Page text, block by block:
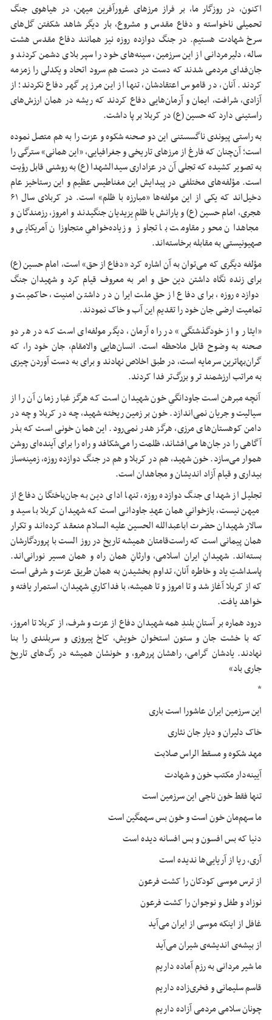
اکنون، در روزگار ما، بر فراز مرزهای غرورآفرین میهن، در هیاهوی جنگ
تحمیلی ناخواسته و دفاع مقدس و مشروع، بار دیگر شاهد شکفتن گل‌های
سرخ شهادت هستیم. در جنگ دوازده روزه نیز همانند دفاع مقدس هشت
ساله، دلیرمردانی از این سرزمین، سینه‌های خود را سپر بلای دشمن کردند و
جان‌فدای مردمی شدند که دست در دست هم سرود اتحاد و یکدلی را زمزمه
کردند. آنان، در قاموس اعتقادشان، تنها از این مرز پر گهر دفاع نکردند؛ از
آزادی، شرافت، ایمان و آرمان‌هایی دفاع کردند که ریشه در همان ارزش‌های
راستینی دارد که حسین (ع)در کربلا بر پا داشت.
به راستی پیوندی ناگسستنی این دو صحنه شکوه و عزت را به هم متصل نموده
است؛ آن‌چنان که فارغ از مرزهای تاریخی و جغرافیایی، «این همانی» سترگی را
به تصویر کشیده که تجلی آن در عزاداری سیدالشهدا (ع)به روشنی قابل رؤیت
است. مؤلفه‌های مختلفی در پیدایش این مغناطیس عظیم و این رستاخیز عام
دخیل‌اند که یکی از این مولفه‌ها «مبارزه با ظلم» است. در کربلای سال ۶۱
هجری، امام حسین (ع)و یارانش با ظلمِ یزیدیان جنگیدند و امروز، رزمندگان و
مجاهدان محور مقاومت با تجاوز و زیاده‌خواهیِ متجاوزان آمریکایی و
صهیونیستی به مقابله برخاسته‌اند.
مؤلفه دیگری که می‌توان به آن اشاره کرد «دفاع از حق» است، امام حسین (ع)
برای زنده نگاه داشتن دین حق و امر به معروف قیام کرد و شهیدان جنگ
دوازده روزه، برای دفاع از حقِ ملت ایران در داشتن امنیت، حاکمیت و
تمامیت ارضی جان خود را تقدیم این آب و خاک نمودند.
«ایثار و از خودگذشتگی» در راه آرمان, دیگر مولفه‌ای است که در هر دو
صحنه به وضوح قابل ملاحظه است. انسان‌هایی والامقام، جان خود را، که
گران‌بهاترین سرمایه است، در طبق اخلاص نهادند و برای به دست آوردن چیزی
به مراتب ارزشمند تر و بزرگ‌تر فدا کردند.
آنچه مبرهن است جاودانگیِ خون شهیدان است که هرگز غبار زمان آن را از
سیالیتو جریان نمی‌اندازد. خون بر زمین ریخته شهید، چه در کربلا و چه در
دامن کوهستان‌های مرزی، هرگز هدر نمی‌رود. این همان خونی است که بذر
آگاهی را در جان‌ها می‌افشاند، ظلمت را می‌شکافد و راه را برای آینده‌ای روشن
هموار می‌سازد. خون شهید، هم در کربلا و هم در جنگ دوازده روزه، زمینه‌ساز
بیداری و قیام آزاداندیشانو مجاهدان است.
تجلیل از شهدای جنگ دوازده روزه، تنها ادای دین به جان‌باختگان دفاع از
میهن نیست، بازخوانیِ همان عهدِ جاودانی است که شهیدان کربلا با سید و
سالار شهیدان حضرت اباعبدالله الحسین علیه السلام منعقد کرده‌اند و تکرار
همان پیمانی است که راست‌قامتان همیشه تاریخ در روزالستبا پروردگارشان
بسته‌اند. شهیدانِ ایران اسلامی، وارثانِ همان راه و همان مسیر نورانی‌اند.
پاسداشتِ یاد و خاطره آنان، تداوم بخشیدن به همان طریق عزت و شرفی است
که از کربلا آغاز شد و تا امروز و تا همیشه، با فداکاریِ شهیدان، استمرار یافته و
خواهد یافت.
درود هماره بر آستانِ بلندِ همه شهیدان دفاع از عزت و شرف، از کربلا تا امروز،
که با خشت جان و ستون استخوان خویش، کاخ پیروزی و سربلندی را بنا
نهادند. یادشان گرامی، راهشانپررهرو، و خونشان همیشه در رگ‌های تاریخ
جاری باد»
*
این سرزمین ایران عاشورا است باری
خاک دلیران و دیار جان نثاری
مهد شکوه ومسقطالراسصلابت
آیینه‌دار مکتب خون و شهادت
تنها فقط خون ناجی این سرزمین است
ما سهم‌مان خون است و خون بس سهمگین است
دنیا که بس افسون و بس افسانه دیده است
آری، ریا از آریایی‌ها ندیده است
از ترس موسی کودکان را کشت فرعون
نوزاد و طفل و نوجوان را کشت فرعون
غافل از اینکه موسی از ایران می‌آید
از بیشه‌ی اندیشه‌ی شیران می‌آید
ما شیر مردانی به رزم آماده داریم
قاسم سلیمانی و فخری‌زاده داریم
چونان سلامی مردمی آزاده داریم